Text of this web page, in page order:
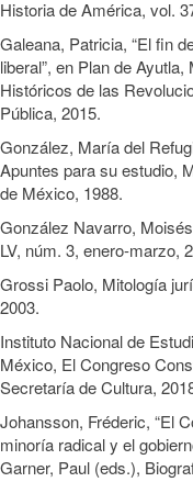
Historia de América, vol.
Galeana, Patricia, “El fin
liberal”, en Plan de
Históricos de las
Pública, 2015.
González, María del
Apuntes para su estudio,
de México, 1988.
González Navarro,
LV, núm. 3, enero-marzo,
Grossi Paolo, Mitología
2003.
Instituto Nacional de
México, El Congreso
Secretaría de Cultura,
Johansson, Fréderic, “El
minoría radical y el
Garner, Paul (eds.),